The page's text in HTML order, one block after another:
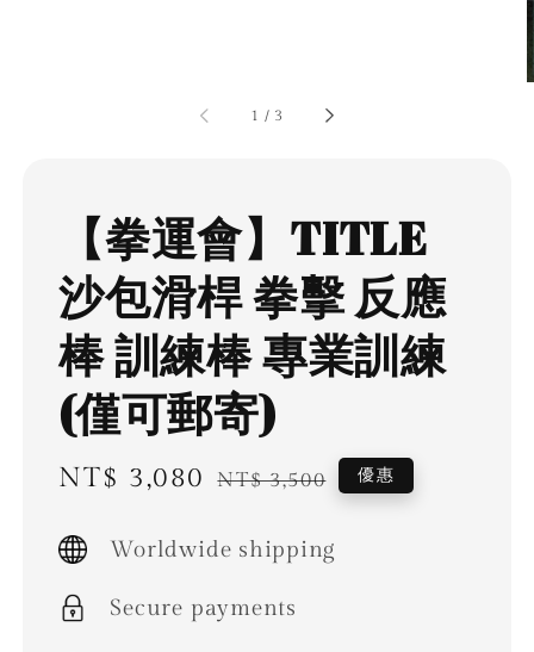
1 / 3
【拳運會】TITLE
沙包滑桿 拳擊 反應
棒 訓練棒 專業訓練
(僅可郵寄)
Sale
NT$ 3,080 Regular
NT$ 3,500 優惠
Worldwide shipping
Secure payments